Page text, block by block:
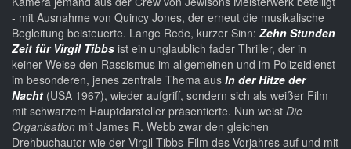
- mit Ausnahme von Quincy Jones, der erneut die musikalische
Begleitung beisteuerte. Lange Rede, kurzer Sinn: Zehn Stunden
Zeit für Virgil Tibbs ist ein unglaublich fader Thriller, der in
keiner Weise den Rassismus im allgemeinen und im Polizeidienst
im besonderen, jenes zentrale Thema aus In der Hitze der
Nacht (USA 1967), wieder aufgriff, sondern sich als weißer Film
mit schwarzem Hauptdarsteller präsentierte. Nun weist Die
Organisation mit James R. Webb zwar den gleichen
Drehbuchautor wie der Virgil-Tibbs-Film des Vorjahres auf und mit